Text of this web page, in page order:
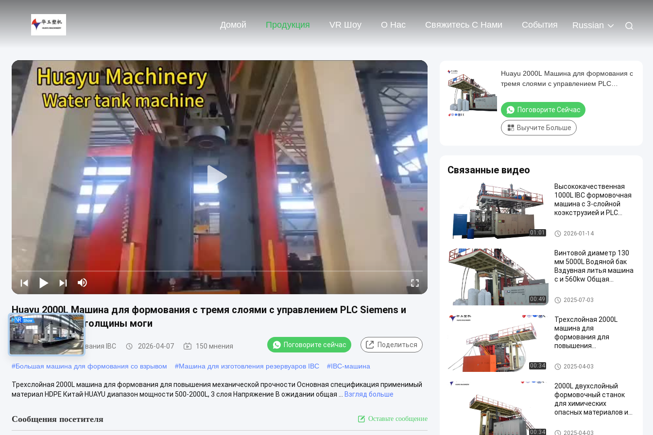
Домой Продукция VR Шоу О Нас Свяжитесь С Нами События Russian
Huayu 2000L Машина для формования с тремя слоями с управлением PLC Siemens и
контроллером толщины моги
Машина для формования IBC 2026-04-07 150 мнения Поговорите сейчас Поделиться
#Большая машина для формования со взрывом #Машина для изготовления резервуаров IBC #IBC-машина
Трехслойная 2000L машина для формования для повышения механической прочности Основная спецификация применимый
материал HDPE Китай·HUAYU диапазон мощности 500-2000L, 3 слоя Напряжение В ожидании общая ...
Взгляд больше
Сообщения посетителя Оставьте сообщение
Huayu 2000L Машина для формования с
тремя слоями с управлением PLC
Поговорите Сейчас
Выучите Больше
Связанные видео
01:01
Высококачественная
1000L IBC формовочная
машина с 3-слойной
коэкструзией и PLC
управления
Машина для формования IB
C
2026-01-14
00:49
Винтовой диаметр 130
мм 5000L Водяной бак
Вздувная литья машина
с и 560kw Общая
3000-5000 л Водяной резерв
уар Машины для формовани
2025-07-03
00:34
Трехслойная 2000L
машина для
формования для
повышения
прочности
Машина для формования во
дяного бака 500-2000 л
2025-04-03
00:34
2000L двухслойный
формовочный станок
для химических
опасных материалов и
Машина для формования во
2025-04-03